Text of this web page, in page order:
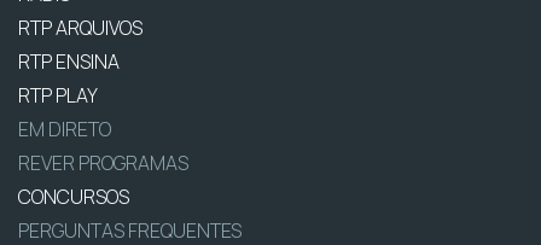
RTP ARQUIVOS
RTP ENSINA
RTP PLAY
EM DIRETO
REVER PROGRAMAS
CONCURSOS
PERGUNTAS FREQUENTES